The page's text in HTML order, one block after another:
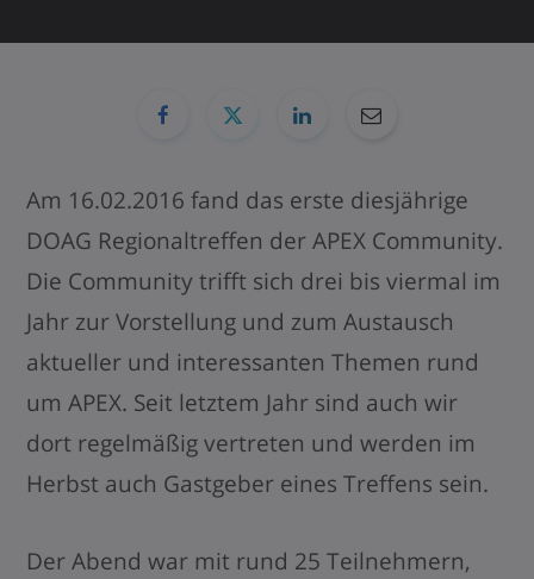
Am 16.02.2016 fand das erste diesjährige
DOAG Regionaltreffen der APEX Community.
Die Community trifft sich drei bis viermal im
Jahr zur Vorstellung und zum Austausch
aktueller und interessanten Themen rund
um APEX. Seit letztem Jahr sind auch wir
dort regelmäßig vertreten und werden im
Herbst auch Gastgeber eines Treffens sein.
Der Abend war mit rund 25 Teilnehmern,